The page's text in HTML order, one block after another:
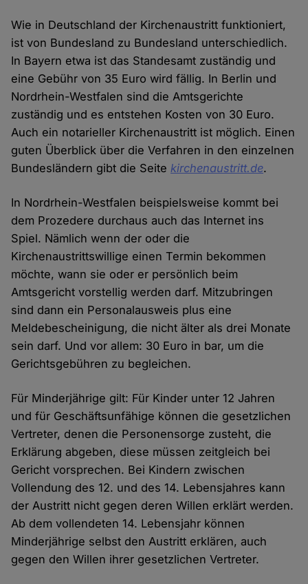
Wie in Deutschland der Kirchenaustritt funktioniert,
ist von Bundesland zu Bundesland unterschiedlich.
In Bayern etwa ist das Standesamt zuständig und
eine Gebühr von 35 Euro wird fällig. In Berlin und
Nordrhein-Westfalen sind die Amtsgerichte
zuständig und es entstehen Kosten von 30 Euro.
Auch ein notarieller Kirchenaustritt ist möglich. Einen
guten Überblick über die Verfahren in den einzelnen
Bundesländern gibt die Seitekirchenaustritt.de.
In Nordrhein-Westfalen beispielsweise kommt bei
dem Prozedere durchaus auch das Internet ins
Spiel. Nämlich wenn der oder die
Kirchenaustrittswillige einen Termin bekommen
möchte, wann sie oder er persönlich beim
Amtsgericht vorstellig werden darf. Mitzubringen
sind dann ein Personalausweis plus eine
Meldebescheinigung, die nicht älter als drei Monate
sein darf. Und vor allem: 30 Euro in bar, um die
Gerichtsgebühren zu begleichen.
Für Minderjährige gilt: Für Kinder unter 12 Jahren
und für Geschäftsunfähige können die gesetzlichen
Vertreter, denen die Personensorge zusteht, die
Erklärung abgeben, diese müssen zeitgleich bei
Gericht vorsprechen. Bei Kindern zwischen
Vollendung des 12. und des 14. Lebensjahres kann
der Austritt nicht gegen deren Willen erklärt werden.
Ab dem vollendeten 14. Lebensjahr können
Minderjährige selbst den Austritt erklären, auch
gegen den Willen ihrer gesetzlichen Vertreter.